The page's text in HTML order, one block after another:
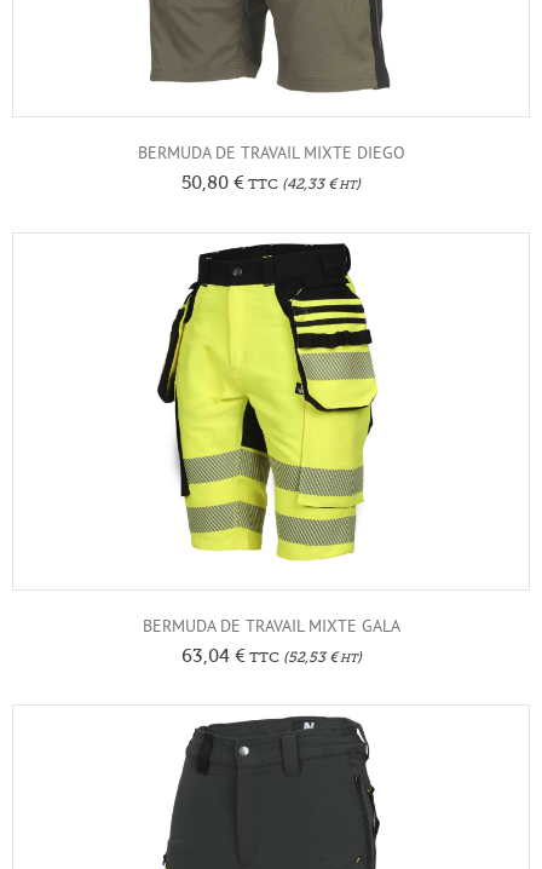
BERMUDA DE TRAVAIL MIXTE DIEGO
50,80 € TTC (42,33 €HT)
BERMUDA DE TRAVAIL MIXTE GALA
63,04 €TTC(52,53 €HT)